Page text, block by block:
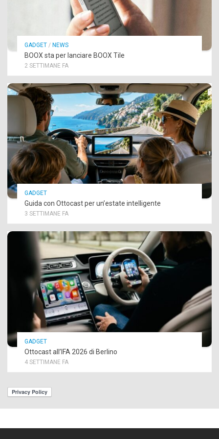
GADGET / NEWS
BOOX sta per lanciare BOOX Tile
2 SETTIMANE FA
GADGET
Guida con Ottocast per un’estate intelligente
3 SETTIMANE FA
GADGET
Ottocast all’IFA 2026 di Berlino
4 SETTIMANE FA